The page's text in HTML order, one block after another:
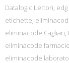
Datalogic Lettori,
etichette,
eliminacode Cagliari,
eliminacode farmacie
eliminacode